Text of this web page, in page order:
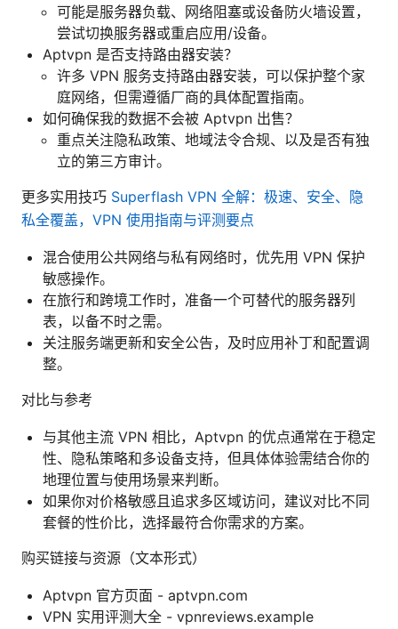
可能是服务器负载、网络阻塞或设备防火墙设置，
尝试切换服务器或重启应用/设备。
Aptvpn 是否支持路由器安装？
许多 VPN 服务支持路由器安装，可以保护整个家
庭网络，但需遵循厂商的具体配置指南。
如何确保我的数据不会被 Aptvpn 出售？
重点关注隐私政策、地域法令合规、以及是否有独
立的第三方审计。
更多实用技巧 Superflash VPN 全解：极速、安全、隐
私全覆盖，VPN 使用指南与评测要点
混合使用公共网络与私有网络时，优先用 VPN 保护
敏感操作。
在旅行和跨境工作时，准备一个可替代的服务器列
表，以备不时之需。
关注服务端更新和安全公告，及时应用补丁和配置调
整。
对比与参考
与其他主流 VPN 相比，Aptvpn 的优点通常在于稳定
性、隐私策略和多设备支持，但具体体验需结合你的
地理位置与使用场景来判断。
如果你对价格敏感且追求多区域访问，建议对比不同
套餐的性价比，选择最符合你需求的方案。
购买链接与资源（文本形式）
Aptvpn 官方页面 - aptvpn.com
VPN 实用评测大全 - vpnreviews.example